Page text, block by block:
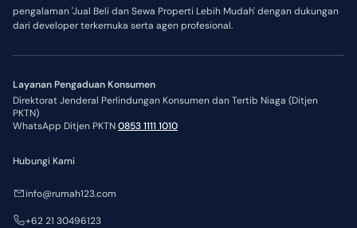
pengalaman 'Jual Beli dan Sewa Properti Lebih Mudah' dengan dukungan
dari developer terkemuka serta agen profesional.
Layanan Pengaduan Konsumen
Direktorat Jenderal Perlindungan Konsumen dan Tertib Niaga (Ditjen
PKTN)
WhatsApp Ditjen PKTN0853 1111 1010
Hubungi Kami
info@rumah123.com
+62 21 30496123